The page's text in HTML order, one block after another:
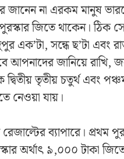
জানেন না এরকম মানুষ
পুরস্কার জিতে থাকেন।
এক’টা, সন্ধে ছ’টা
জানিয়ে রাখি,
তৃতীয় চতুর্থ এবং
নেওয়া যায়।
ব্যাপারে। প্রথম
অর্থাৎ ৯,০০০ টাকা